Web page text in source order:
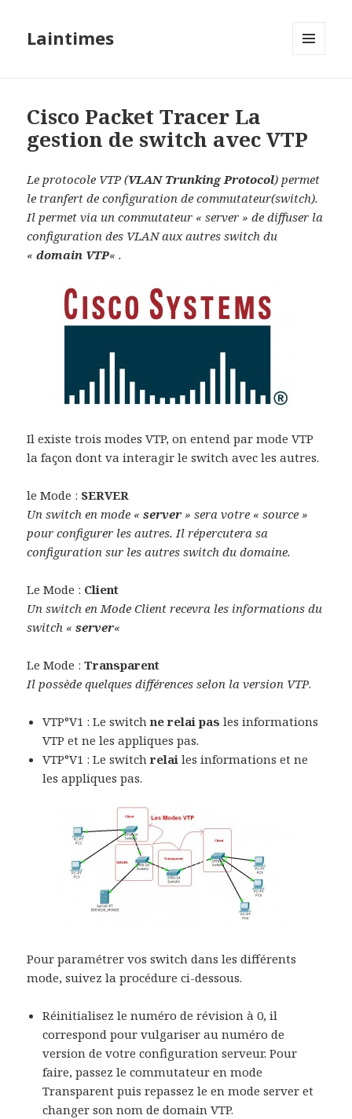
Laintimes
Cisco Packet Tracer La
gestion de switch avec VTP
Le protocole VTP (VLAN Trunking Protocol) permet
le tranfert de configuration de commutateur(switch).
Il permet via un commutateur « server » de diffuser la
configuration des VLAN aux autres switch du
«domain VTP« .
Il existe trois modes VTP, on entend par mode VTP
la façon dont va interagir le switch avec les autres.
le Mode : SERVER
Un switch en mode «server» sera votre « source »
pour configurer les autres. Il répercutera sa
configuration sur les autres switch du domaine.
Le Mode : Client
Un switch en Mode Client recevra les informations du
switch «server«
Le Mode :Transparent
Il possède quelques différences selon la version VTP.
VTP°V1 : Le switchne relai pas les informations
VTP et ne les appliques pas.
VTP°V1 : Le switchrelailes informations et ne
les appliques pas.
Pour paramétrer vos switch dans les différents
mode, suivez la procédure ci-dessous.
Réinitialisez le numéro de révision à 0, il
correspond pour vulgariser au numéro de
version de votre configuration serveur. Pour
faire, passez le commutateur en mode
Transparent puis repassez le en mode server et
changer son nom de domain VTP.